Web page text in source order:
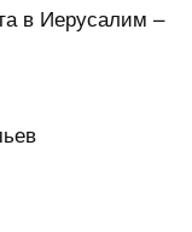
в Иерусалим –